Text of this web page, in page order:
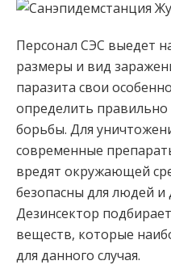
Персонал СЭС выедет
размеры и вид
паразита свои
определить
борьбы. Для
современные
вредят окружающей
безопасны для людей
Дезинсектор
веществ, которые
для данного случая.